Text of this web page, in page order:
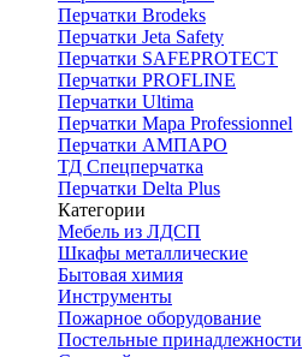
Перчатки Brodeks
Перчатки Jeta Safety
Перчатки SAFEPROTECT
Перчатки PROFLINE
Перчатки Ultima
Перчатки Мара Professionnel
Перчатки АМПАРО
ТД Спецперчатка
Перчатки Delta Plus
Категории
Мебель из ЛДСП
Шкафы металлические
Бытовая химия
Инструменты
Пожарное оборудование
Постельные принадлежности